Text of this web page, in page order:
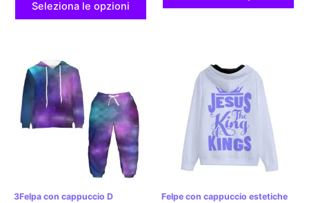
Seleziona le opzioni
3Felpa con cappuccio D Felpe con cappuccio estetiche